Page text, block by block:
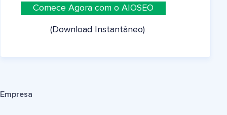
Comece Agora com o AIOSEO
(Download Instantâneo)
Empresa